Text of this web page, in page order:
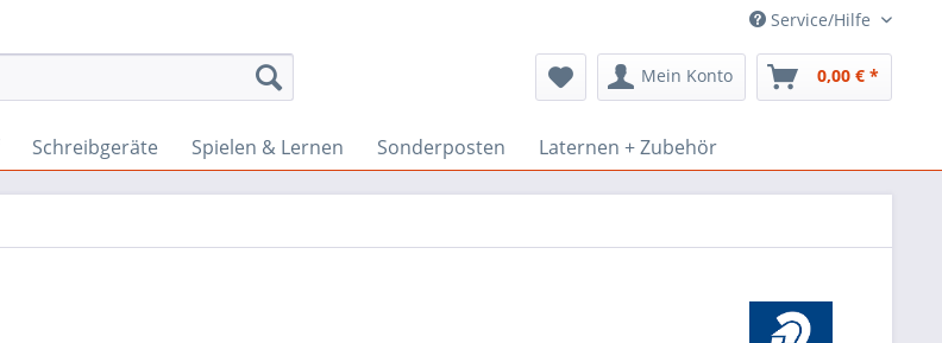
Service/Hilfe
Mein Konto 0,00 € *
Schreibgeräte Spielen & Lernen Sonderposten Laternen + Zubehör